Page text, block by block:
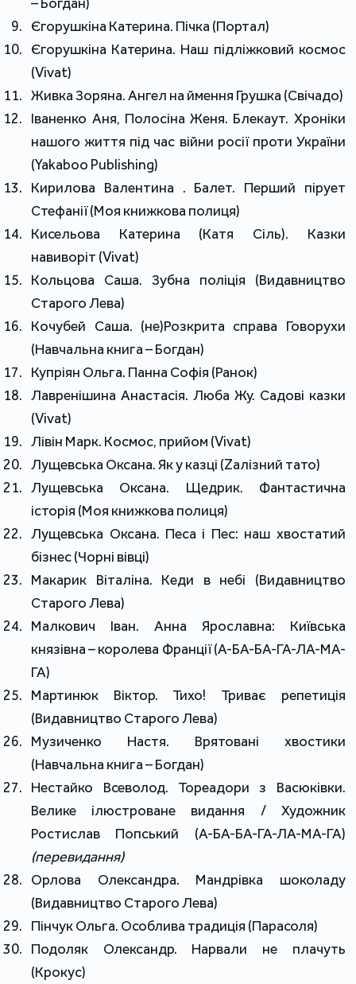
Єгорушкіна Катерина. Пічка (Портал)
Єгорушкіна Катерина. Наш підліжковий космос
(Vivat)
Живка Зоряна. Ангел на ймення Грушка (Свічадо)
Іваненко Аня, Полосіна Женя. Блекаут. Хроніки
нашого життя під час війни росії проти України
(Yakaboo Publishing)
Кирилова Валентина . Балет. Перший пірует
Стефанії (Моя книжкова полиця)
Кисельова Катерина (Катя Сіль). Казки
навиворіт (Vivat)
Кольцова Саша. Зубна поліція (Видавництво
Старого Лева)
Кочубей Саша. (не)Розкрита справа Говорухи
(Навчальна книга – Богдан)
Купріян Ольга. Панна Софія (Ранок)
Лавренішина Анастасія. Люба Жу. Садові казки
(Vivat)
Лівін Марк. Космос, прийом (Vivat)
Лущевська Оксана. Як у казці (Zалізний тато)
Лущевська Оксана. Щедрик. Фантастична
історія (Моя книжкова полиця)
Лущевська Оксана. Песа і Пес: наш хвостатий
бізнес (Чорні вівці)
Макарик Віталіна. Кеди в небі (Видавництво
Старого Лева)
Малкович Іван. Анна Ярославна: Київська
князівна – королева Франції (А-БА-БА-ГА-ЛА-МА-
ГА)
Мартинюк Віктор. Тихо! Триває репетиція
(Видавництво Старого Лева)
Музиченко Настя. Врятовані хвостики
(Навчальна книга – Богдан)
Нестайко Всеволод. Тореадори з Васюківки.
Велике ілюстроване видання / Художник
Ростислав Попський (А-БА-БА-ГА-ЛА-МА-ГА)
(перевидання)
Орлова Олександра. Мандрівка шоколаду
(Видавництво Старого Лева)
Пінчук Ольга. Особлива традиція (Парасоля)
Подоляк Олександр. Нарвали не плачуть
(Крокус)